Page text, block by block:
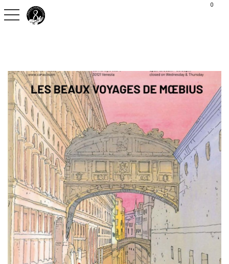
G-C30S2H9QVX 0
toggle navigation